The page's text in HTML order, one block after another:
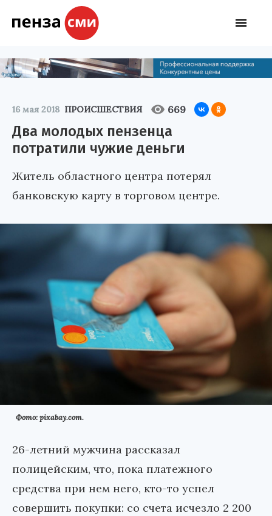
16 мая 2018 ПРОИСШЕСТВИЯ 669
Два молодых пензенца
потратили чужие деньги
Житель областного центра потерял
банковскую карту в торговом центре.
Фото: pixabay.com.
26-летний мужчина рассказал
полицейским, что, пока платежного
средства при нем него, кто-то успел
совершить покупки: со счета исчезло 2 200